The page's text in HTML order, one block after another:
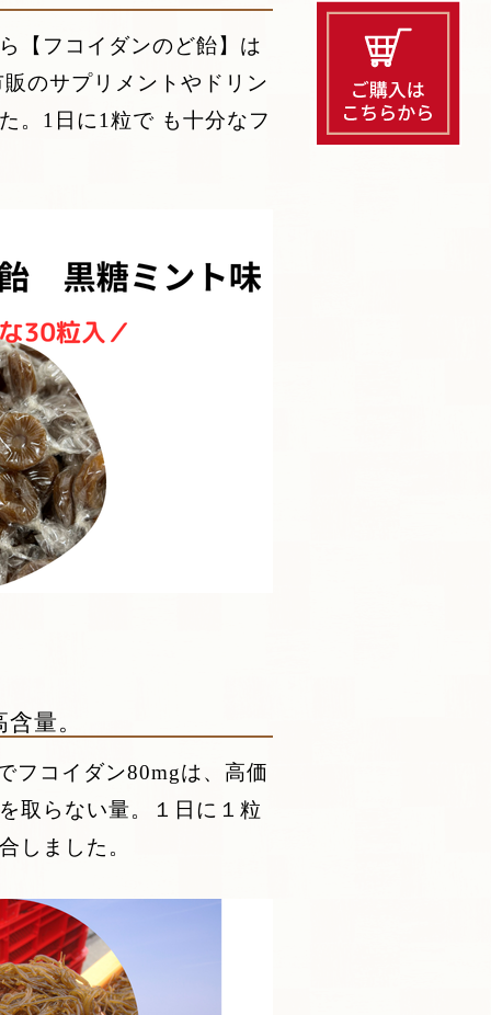
【フコイダンのど飴】は
のサプリメントやドリン
。1日に1粒で も十分なフ
量。
フコイダン80mgは、高価
取らない量。１日に１粒
しました。